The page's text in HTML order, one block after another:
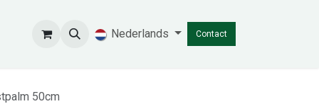
Nederlands Contact
50cm